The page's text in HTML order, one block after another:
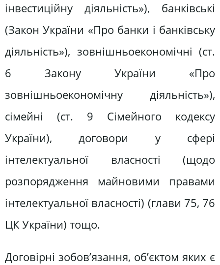
інвестиційну діяльність»), банківські
(Закон України «Про банки і банківську
діяльність»), зовнішньоекономічні (ст.
6 Закону України «Про
зовнішньоекономічну діяльність»),
сімейні (ст. 9 Сімейного кодексу
України), договори у сфері
інтелектуальної власності (щодо
розпорядження майновими правами
інтелектуальної власності) (глави 75, 76
ЦК України) тощо.
Договірні зобов’язання, об’єктом яких є